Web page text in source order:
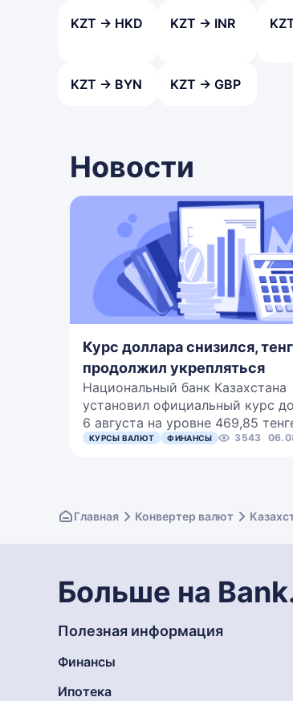
KZT → HKD KZT → INR
KZT → BYN KZT → GBP
Новости
Курс доллара снизился,
продолжил укрепляться
Национальный банк Казахстана
установил официальный курс
6 августа на уровне 469,85
КУРСЫ ВАЛЮТ ФИНАНСЫ 3543
Главная Конвертер валют
Больше на
Полезная информация
Финансы
Ипотека